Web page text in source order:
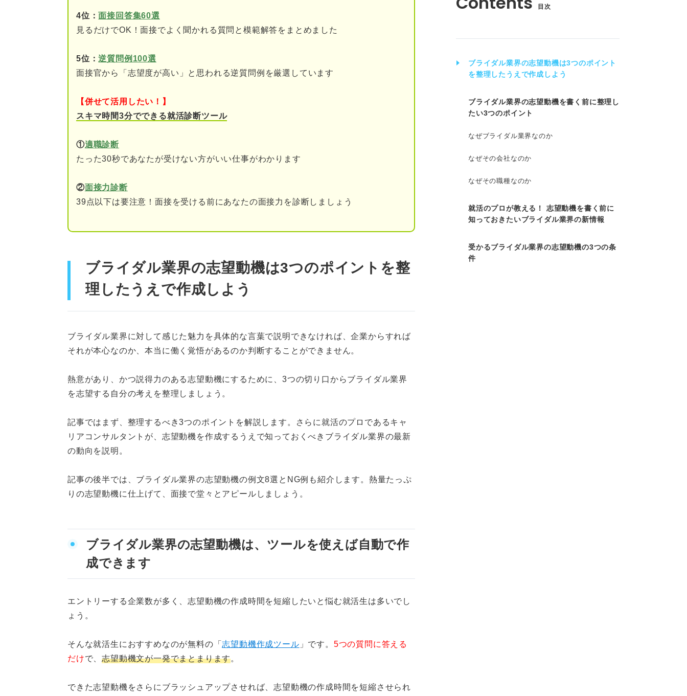
タイプ別！ ブライダル業界の志望動機の例文8選
過去の出来事を題材にした例文
企業ならではの魅力を題材にした例文
職種ならではの魅力を題材にした例文
要チェック！ ブライダル業界のNG志望動機
4位：面接回答集60選
見るだけでOK！面接でよく聞かれる質問と模範解答をまとめました
5位：逆質問例100選
面接官から「志望度が高い」と思われる逆質問例を厳選しています
【併せて活用したい！】
スキマ時間3分でできる就活診断ツール
①適職診断
たった30秒であなたが受けない方がいい仕事がわかります
②面接力診断
39点以下は要注意！面接を受ける前にあなたの面接力を診断しましょう
ブライダル業界の志望動機は3つのポイントを整
理したうえで作成しよう
ブライダル業界に対して感じた魅力を具体的な言葉で説明できなければ、企業からすれば
それが本心なのか、本当に働く覚悟があるのか判断することができません。
熱意があり、かつ説得力のある志望動機にするために、3つの切り口からブライダル業界
を志望する自分の考えを整理しましょう。
記事ではまず、整理するべき3つのポイントを解説します。さらに就活のプロであるキャ
リアコンサルタントが、志望動機を作成するうえで知っておくべきブライダル業界の最新
の動向を説明。
記事の後半では、ブライダル業界の志望動機の例文8選とNG例も紹介します。熱量たっぷ
りの志望動機に仕上げて、面接で堂々とアピールしましょう。
ブライダル業界の志望動機は、ツールを使えば自動で作
成できます
エントリーする企業数が多く、志望動機の作成時間を短縮したいと悩む就活生は多いでし
ょう。
そんな就活生におすすめなのが無料の「志望動機作成ツール 」です。 5つの質問に答える
だけで、志望動機文が一発でまとまります。
できた志望動機をさらにブラッシュアップさせれば、志望動機の作成時間を短縮させられ
目次
ブライダル業界の志望動機は3つのポイント
を整理したうえで作成しよう
ブライダル業界の志望動機を書く前に整理し
たい3つのポイント
なぜブライダル業界なのか
なぜその会社なのか
なぜその職種なのか
就活のプロが教える！ 志望動機を書く前に
知っておきたいブライダル業界の新情報
受かるブライダル業界の志望動機の3つの条
件